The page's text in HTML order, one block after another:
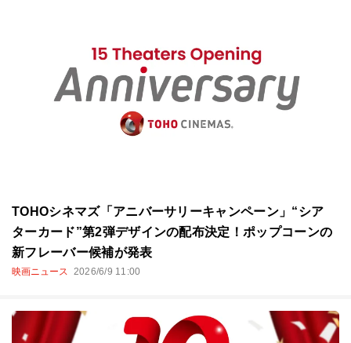
TOHOシネマズ「アニバーサリーキャンペーン」“シア
ターカード”第2弾デザインの配布決定！ポップコーンの
新フレーバー候補が発表
映画ニュース 2026/6/9 11:00